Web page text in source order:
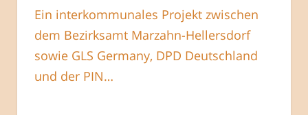
Ein interkommunales Projekt zwischen
dem Bezirksamt Marzahn-Hellersdorf
sowie GLS Germany, DPD Deutschland
und der PIN…